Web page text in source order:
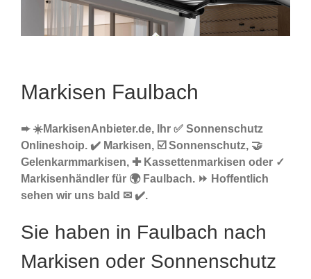
Markisen Faulbach
➨ ☀️MarkisenAnbieter.de, Ihr ✅ Sonnenschutz
Onlineshoip. ✔️ Markisen, ☑️ Sonnenschutz, 🤝
Gelenkarmmarkisen, ✚ Kassettenmarkisen oder ✓
Markisenhändler für 🌍 Faulbach. ⏩ Hoffentlich
sehen wir uns bald ✉ ✔️.
Sie haben in Faulbach nach
Markisen oder Sonnenschutz